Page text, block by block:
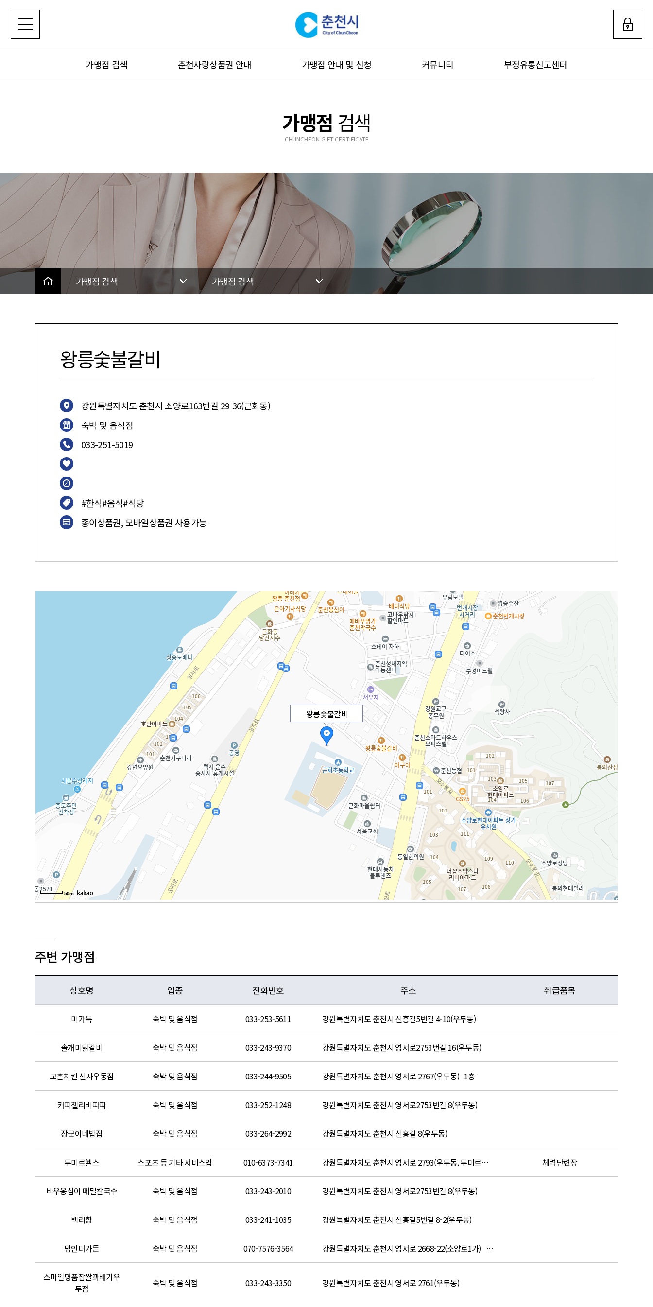
가맹점 검색 춘천사랑상품권 안내 가맹점 안내 및 신청
가맹점 준수사항
가맹점 신청
커뮤니티 부정유통신고센터
가맹점 검색
CHUNCHEON GIFT CERTIFICATE
가맹점 검색 가맹점 검색
왕릉숯불갈비
강원특별자치도 춘천시 소양로163번길 29-36(근화동)
숙박 및 음식점
033-251-5019
#한식#음식#식당
종이상품권, 모바일상품권 사용가능
왕릉숯불갈비
50m
주변 가맹점
상호명 업종 전화번호 주소 취급품목
미가득 숙박 및 음식점 033-253-5611 강원특별자치도 춘천시 신흥길5번길 4-10(우두동)
솔개미닭갈비 숙박 및 음식점 033-243-9370 강원특별자치도 춘천시 영서로2753번길 16(우두동)
교촌치킨 신사우동점 숙박 및 음식점 033-244-9505 강원특별자치도 춘천시 영서로 2767(우두동) 1층
커피첼리비파파 숙박 및 음식점 033-252-1248 강원특별자치도 춘천시 영서로2753번길 8(우두동)
장군이네밥집 숙박 및 음식점 033-264-2992 강원특별자치도 춘천시 신흥길 8(우두동)
두미르헬스 스포츠 등 기타 서비스업 010-6373-7341 강원특별자치도 춘천시 영서로 2793(우두동, 두미르마을) 2층 체력단련장
바우옹심이 메밀칼국수 숙박 및 음식점 033-243-2010 강원특별자치도 춘천시 영서로2753번길 8(우두동)
백리향 숙박 및 음식점 033-241-1035 강원특별자치도 춘천시 신흥길5번길 8-2(우두동)
맘인더가든 숙박 및 음식점 070-7576-3564 강원특별자치도 춘천시 영서로 2668-22(소양로1가) 2층
스마일명품찹쌀꽈배기우
두점
숙박 및 음식점 033-243-3350 강원특별자치도 춘천시 영서로 2761(우두동)